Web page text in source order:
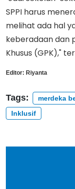
SPPI harus
melihat ada hal
keberadaan dan
Khusus (GPK),"
Editor: Riyanta
Tags: merdeka
Inklusif